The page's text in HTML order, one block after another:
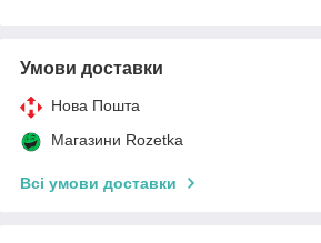
Умови доставки
Нова Пошта
Магазини Rozetka
Всі умови доставки